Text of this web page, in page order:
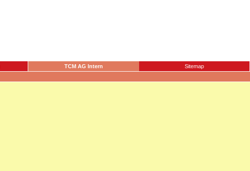
TCM AG Intern
Sitemap